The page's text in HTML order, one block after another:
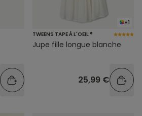
+1
TWEENS TAPE À L'OEIL ®
Jupe fille longue blanche
25,99 €